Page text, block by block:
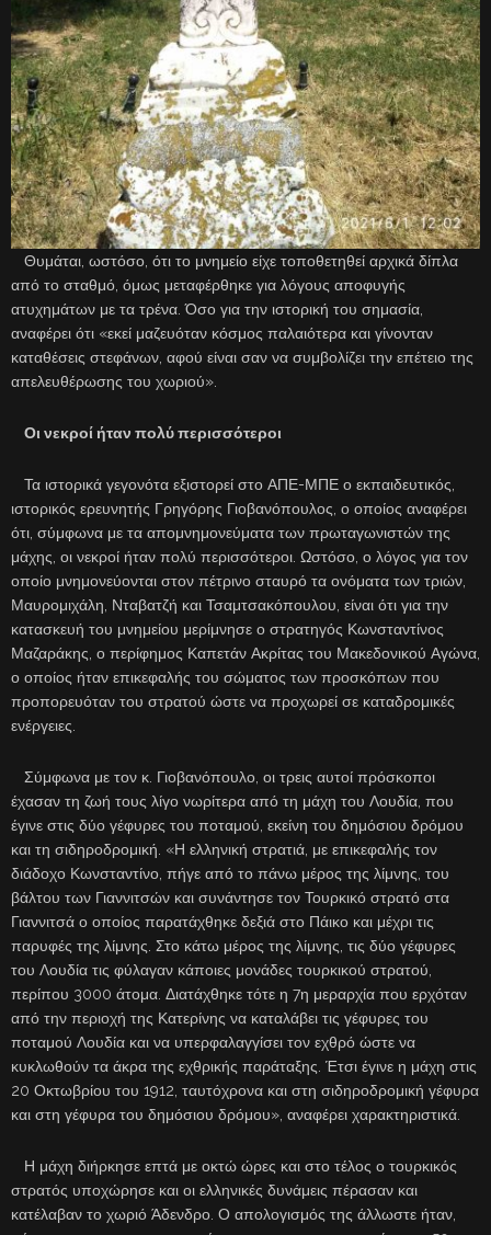
Θυμάται, ωστόσο, ότι το μνημείο είχε τοποθετηθεί αρχικά δίπλα
από το σταθμό, όμως μεταφέρθηκε για λόγους αποφυγής
ατυχημάτων με τα τρένα. Όσο για την ιστορική του σημασία,
αναφέρει ότι «εκεί μαζευόταν κόσμος παλαιότερα και γίνονταν
καταθέσεις στεφάνων, αφού είναι σαν να συμβολίζει την επέτειο της
απελευθέρωσης του χωριού».
Οι νεκροί ήταν πολύ περισσότεροι
Τα ιστορικά γεγονότα εξιστορεί στο ΑΠΕ-ΜΠΕ ο εκπαιδευτικός,
ιστορικός ερευνητής Γρηγόρης Γιοβανόπουλος, ο οποίος αναφέρει
ότι, σύμφωνα με τα απομνημονεύματα των πρωταγωνιστών της
μάχης, οι νεκροί ήταν πολύ περισσότεροι. Ωστόσο, ο λόγος για τον
οποίο μνημονεύονται στον πέτρινο σταυρό τα ονόματα των τριών,
Μαυρομιχάλη, Νταβατζή και Τσαμτσακόπουλου, είναι ότι για την
κατασκευή του μνημείου μερίμνησε ο στρατηγός Κωνσταντίνος
Μαζαράκης, ο περίφημος Καπετάν Ακρίτας του Μακεδονικού Αγώνα,
ο οποίος ήταν επικεφαλής του σώματος των προσκόπων που
προπορευόταν του στρατού ώστε να προχωρεί σε καταδρομικές
ενέργειες.
Σύμφωνα με τον κ. Γιοβανόπουλο, οι τρεις αυτοί πρόσκοποι
έχασαν τη ζωή τους λίγο νωρίτερα από τη μάχη του Λουδία, που
έγινε στις δύο γέφυρες του ποταμού, εκείνη του δημόσιου δρόμου
και τη σιδηροδρομική. «Η ελληνική στρατιά, με επικεφαλής τον
διάδοχο Κωνσταντίνο, πήγε από το πάνω μέρος της λίμνης, του
βάλτου των Γιαννιτσών και συνάντησε τον Τουρκικό στρατό στα
Γιαννιτσά ο οποίος παρατάχθηκε δεξιά στο Πάικο και μέχρι τις
παρυφές της λίμνης. Στο κάτω μέρος της λίμνης, τις δύο γέφυρες
του Λουδία τις φύλαγαν κάποιες μονάδες τουρκικού στρατού,
περίπου 3000 άτομα. Διατάχθηκε τότε η 7η μεραρχία που ερχόταν
από την περιοχή της Κατερίνης να καταλάβει τις γέφυρες του
ποταμού Λουδία και να υπερφαλαγγίσει τον εχθρό ώστε να
κυκλωθούν τα άκρα της εχθρικής παράταξης. Έτσι έγινε η μάχη στις
20 Οκτωβρίου του 1912, ταυτόχρονα και στη σιδηροδρομική γέφυρα
και στη γέφυρα του δημόσιου δρόμου», αναφέρει χαρακτηριστικά.
Η μάχη διήρκησε επτά με οκτώ ώρες και στο τέλος ο τουρκικός
στρατός υποχώρησε και οι ελληνικές δυνάμεις πέρασαν και
κατέλαβαν το χωριό Άδενδρο. Ο απολογισμός της άλλωστε ήταν,